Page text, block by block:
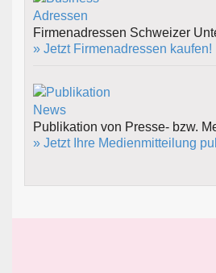
Firmenadressen Schweizer
» Jetzt Firmenadressen kaufen!
Publikation von Presse- bzw.
» Jetzt Ihre Medienmitteilung